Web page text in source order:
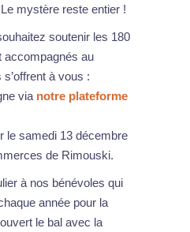
mystère reste entier !
soutenir les 180
accompagnés au
à vous :
via notre plateforme
le samedi 13 décembre
de Rimouski.
à nos bénévoles qui
année pour la
le bal avec la